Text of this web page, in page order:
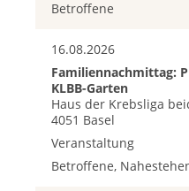
Betroffene
16.08.2026
Familiennachmittag:
KLBB-Garten
Haus der Krebsliga
4051 Basel
Veranstaltung
Betroffene,